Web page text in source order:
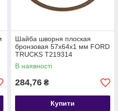
Шайба шворня плоская
бронзовая 57х64х1 мм FORD
TRUCKS T219314
W718043S300
В наявності
284,76 ₴
Купити